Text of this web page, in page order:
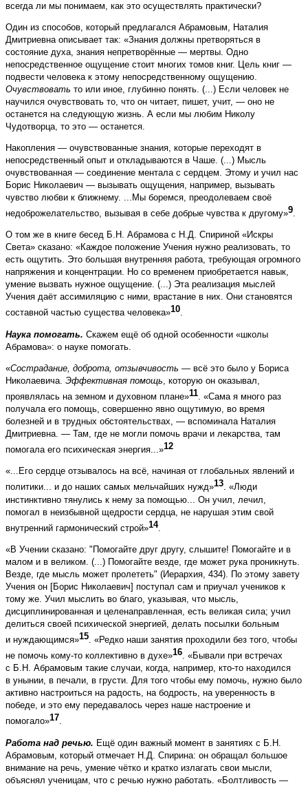
всегда ли мы понимаем, как это осуществлять практически?
Один из способов, который предлагался Абрамовым, Наталия
Дмитриевна описывает так: «Знания должны претворяться в
состояние духа, знания непретворённые — мертвы. Одно
непосредственное ощущение стоит многих томов книг. Цель книг —
подвести человека к этому непосредственному ощущению.
Очувствовать то или иное, глубинно понять. (...) Если человек не
научился очувствовать то, что он читает, пишет, учит, — оно не
останется на следующую жизнь. А если мы любим Николу
Чудотворца, то это — останется.
Накопления — очувствованные знания, которые переходят в
непосредственный опыт и откладываются в Чаше. (...) Мысль
очувствованная — соединение ментала с сердцем. Этому и учил нас
Борис Николаевич — вызывать ощущения, например, вызывать
чувство любви к ближнему. ...Мы боремся, преодолеваем своё
недоброжелательство, вызывая в себе добрые чувства к другому»9.
О том же в книге бесед Б.Н. Абрамова с Н.Д. Спириной «Искры
Света» сказано: «Каждое положение Учения нужно реализовать, то
есть ощутить. Это большая внутренняя работа, требующая огромного
напряжения и концентрации. Но со временем приобретается навык,
умение вызвать нужное ощущение. (...) Эта реализация мыслей
Учения даёт ассимиляцию с ними, врастание в них. Они становятся
составной частью существа человека»10.
Наука помогать. Скажем ещё об одной особенности «школы
Абрамова»: о науке помогать.
«Сострадание, доброта, отзывчивость — всё это было у Бориса
Николаевича. Эффективная помощь , которую он оказывал,
проявлялась на земном и духовном плане»11 . «Сама я много раз
получала его помощь, совершенно явно ощутимую, во время
болезней и в трудных обстоятельствах, — вспоминала Наталия
Дмитриевна. — Там, где не могли помочь врачи и лекарства, там
помогала его психическая энергия...»12
«...Его сердце отзывалось на всё, начиная от глобальных явлений и
политики... и до наших самых мельчайших нужд»13. «Люди
инстинктивно тянулись к нему за помощью... Он учил, лечил,
помогал в неизбывной щедрости сердца, не нарушая этим свой
внутренний гармонический строй»14.
«В Учении сказано: "Помогайте друг другу, слышите! Помогайте и в
малом и в великом. (...) Помогайте везде, где может рука проникнуть.
Везде, где мысль может пролететь" (Иерархия, 434). По этому завету
Учения он [Борис Николаевич] поступал сам и приучал учеников к
тому же. Учил мыслить во благо, указывая, что мысль,
дисциплинированная и целенаправленная, есть великая сила; учил
делиться своей психической энергией, делать посылки больным
и нуждающимся»15. «Редко наши занятия проходили без того, чтобы
не помочь кому-то коллективно в духе»16. «Бывали при встречах
с Б.Н. Абрамовым такие случаи, когда, например, кто-то находился
в унынии, в печали, в грусти. Для того чтобы ему помочь, нужно было
активно настроиться на радость, на бодрость, на уверенность в
победе, и это ему передавалось через наше настроение и
помогало»17.
Работа над речью. Ещё один важный момент в занятиях с Б.Н.
Абрамовым, который отмечает Н.Д. Спирина: он обращал большое
внимание на речь, умение чётко и кратко излагать свои мысли,
объяснял ученицам, что с речью нужно работать. «Болтливость —